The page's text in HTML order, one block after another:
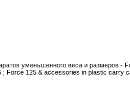
уменьшенного веса и размеров -
Force 125 & accessories in plastic carry